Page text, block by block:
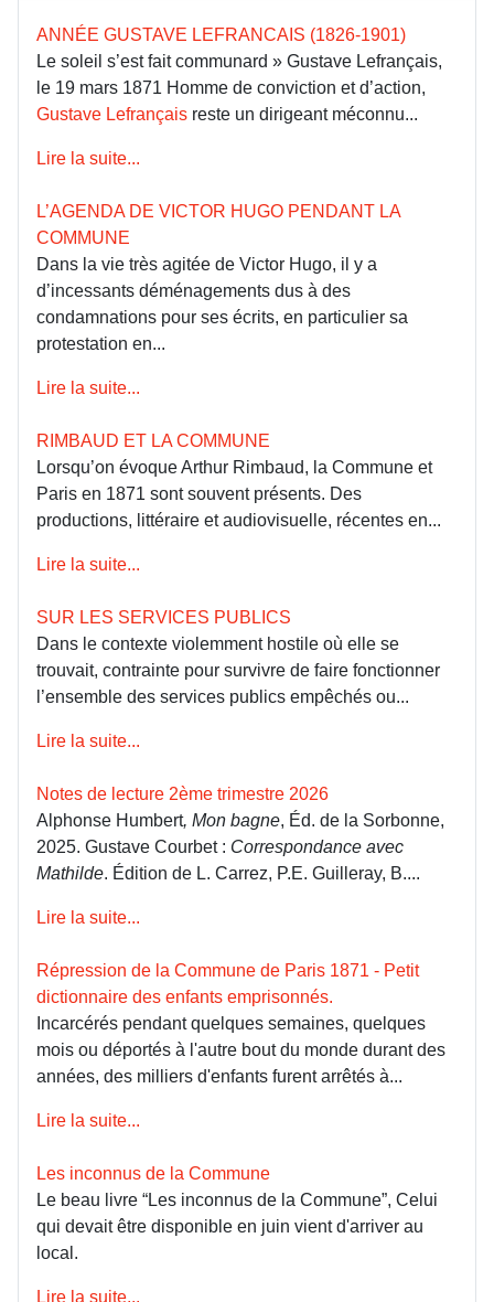
ANNÉE GUSTAVE LEFRANCAIS (1826-1901)
Le soleil s’est fait communard » Gustave Lefrançais,
le 19 mars 1871 Homme de conviction et d’action,
Gustave Lefrançais reste un dirigeant méconnu...
Lire la suite...
L’AGENDA DE VICTOR HUGO PENDANT LA
COMMUNE
Dans la vie très agitée de Victor Hugo, il y a
d’incessants déménagements dus à des
condamnations pour ses écrits, en particulier sa
protestation en...
Lire la suite...
RIMBAUD ET LA COMMUNE
Lorsqu’on évoque Arthur Rimbaud, la Commune et
Paris en 1871 sont souvent présents. Des
productions, littéraire et audiovisuelle, récentes en...
Lire la suite...
SUR LES SERVICES PUBLICS
Dans le contexte violemment hostile où elle se
trouvait, contrainte pour survivre de faire fonctionner
l’ensemble des services publics empêchés ou...
Lire la suite...
Notes de lecture 2ème trimestre 2026
Alphonse Humbert, Mon bagne, Éd. de la Sorbonne,
2025. Gustave Courbet : Correspondance avec
Mathilde. Édition de L. Carrez, P.E. Guilleray, B....
Lire la suite...
Répression de la Commune de Paris 1871 - Petit
dictionnaire des enfants emprisonnés.
Incarcérés pendant quelques semaines, quelques
mois ou déportés à l'autre bout du monde durant des
années, des milliers d'enfants furent arrêtés à...
Lire la suite...
Les inconnus de la Commune
Le beau livre “Les inconnus de la Commune”, Celui
qui devait être disponible en juin vient d'arriver au
local.
Lire la suite...